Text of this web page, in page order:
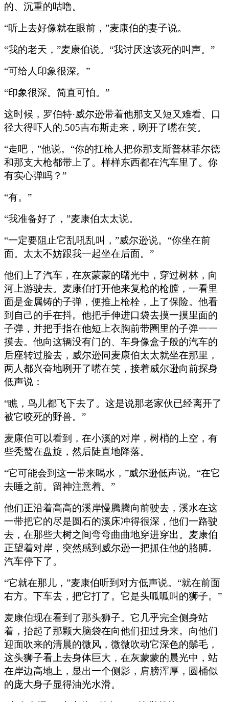
的、沉重的咕噜。
“听上去好像就在眼前，”麦康伯的妻子说。
“我的老天，”麦康伯说。“我讨厌这该死的叫声。”
“可给人印象很深。”
“印象很深。简直可怕。”
这时候，罗伯特·威尔逊带着他那支又短又难看、口
径大得吓人的.505吉布斯走来，咧开了嘴在笑。
“走吧，”他说。“你的扛枪人把你那支斯普林菲尔德
和那支大枪都带上了。样样东西都在汽车里了。你
有实心弹吗？”
“有。”
“我准备好了，”麦康伯太太说。
“一定要阻止它乱吼乱叫，”威尔逊说。“你坐在前
面。太太不妨跟我一起坐在后面。”
他们上了汽车，在灰蒙蒙的曙光中，穿过树林，向
河上游驶去。麦康伯打开他来复枪的枪膛，一看里
面是金属铸的子弹，便推上枪栓，上了保险。他看
到自己的手在抖。他把手伸进口袋去摸一摸里面的
子弹，并把手指在他短上衣胸前带圈里的子弹一一
摸去。他向这辆没有门的、车身像盒子般的汽车的
后座转过脸去，威尔逊同麦康伯太太就坐在那里，
两人都兴奋地咧开了嘴在笑，接着威尔逊向前探身
低声说：
“瞧，鸟儿都飞下去了。这是说那老家伙已经离开了
被它咬死的野兽。”
麦康伯可以看到，在小溪的对岸，树梢的上空，有
些秃鹫在盘旋，然后陡直地降落。
“它可能会到这一带来喝水，”威尔逊低声说。“在它
去睡之前。留神注意着。”
他们正沿着高高的溪岸慢腾腾向前驶去，溪水在这
一带把它的尽是圆石的溪床冲得很深，他们一路驶
去，在那些大树之间弯弯曲曲地穿进穿出。麦康伯
正望着对岸，突然感到威尔逊一把抓住他的胳膊。
汽车停下了。
“它就在那儿，”麦康伯听到对方低声说。“就在前面
右方。下车去，把它打了。它是头呱呱叫的狮子。”
麦康伯现在看到了那头狮子。它几乎完全侧身站
着，抬起了那颗大脑袋在向他们扭过身来。向他们
迎面吹来的清晨的微风，微微吹动它深色的鬃毛，
这头狮子看上去身体巨大，在灰蒙蒙的晨光中，站
在岸边高地上，显出一个侧影，肩膀浑厚，圆桶似
的庞大身子显得油光水滑。